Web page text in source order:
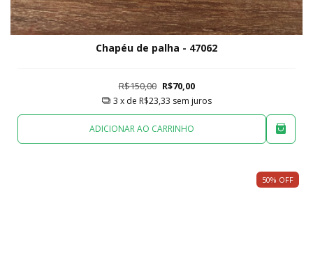
Chapéu de palha - 47062
R$150,00 R$70,00
3 x de R$23,33 sem juros
ADICIONAR AO CARRINHO
50% OFF